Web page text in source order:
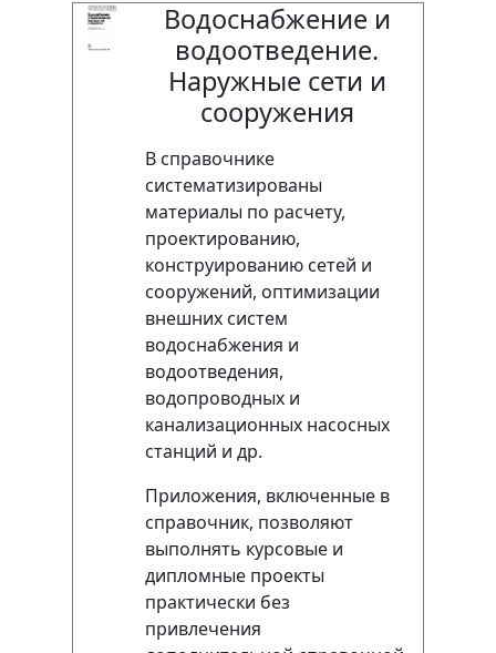
Водоснабжение и
водоотведение.
Наружные сети и
сооружения
В справочнике
систематизированы
материалы по расчету,
проектированию,
конструированию сетей и
сооружений, оптимизации
внешних систем
водоснабжения и
водоотведения,
водопроводных и
канализационных насосных
станций и др.
Приложения, включенные в
справочник, позволяют
выполнять курсовые и
дипломные проекты
практически без
привлечения